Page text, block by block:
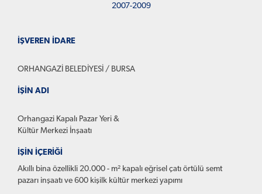
2007-2009
İŞVEREN İDARE
ORHANGAZİ BELEDİYESİ / BURSA
İŞİN ADI
Orhangazi Kapalı Pazar Yeri &
Kültür Merkezi İnşaatı
İŞİN İÇERİĞİ
Akıllı bina özellikli 20.000 - m² kapalı eğrisel çatı örtülü semt
pazarı inşaatı ve 600 kişilk kültür merkezi yapımı